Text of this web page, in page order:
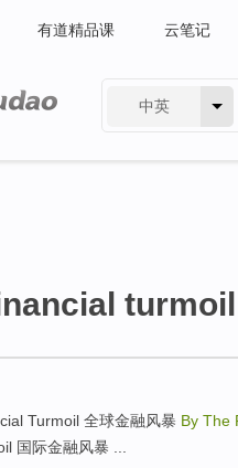
有道精品课 云笔记
中英
turmoil
Turmoil 全球金融风暴 By The
国际金融风暴 ...